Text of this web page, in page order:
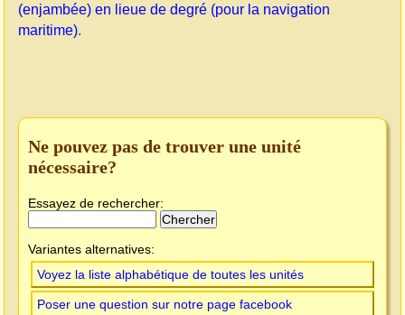
(enjambée) en lieue de degré (pour la navigation
maritime).
Ne pouvez pas de trouver une unité
nécessaire?
Essayez de rechercher:
Variantes alternatives:
Voyez la liste alphabétique de toutes les unités
Poser une question sur notre page facebook